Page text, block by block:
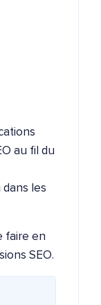
au fil du
les
faire en
SEO.